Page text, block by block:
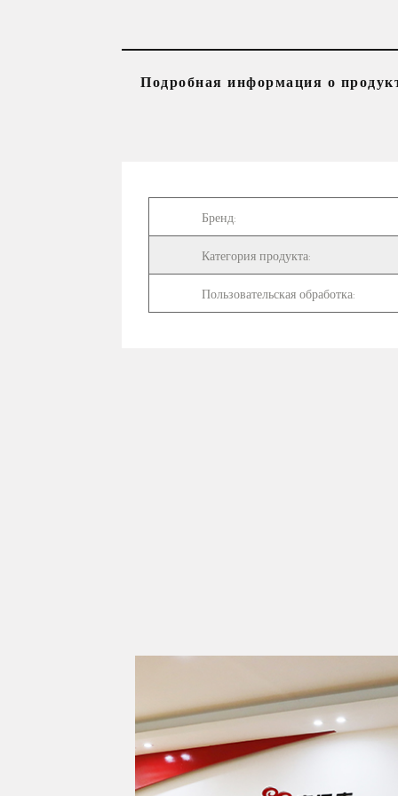
Подробная информация о
      Бренд:
      Категория продукта:
      Пользовательская обработка: